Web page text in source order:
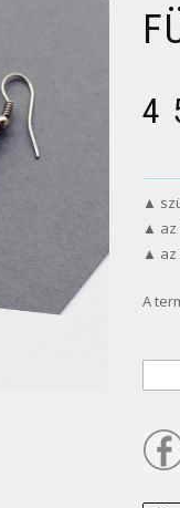
4
▲
▲ az
▲ az
A